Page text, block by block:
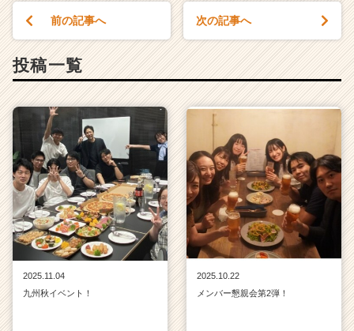
前の記事へ 次の記事へ
投稿一覧
2025.11.04
九州秋イベント！
2025.10.22
メンバー懇親会第2弾！